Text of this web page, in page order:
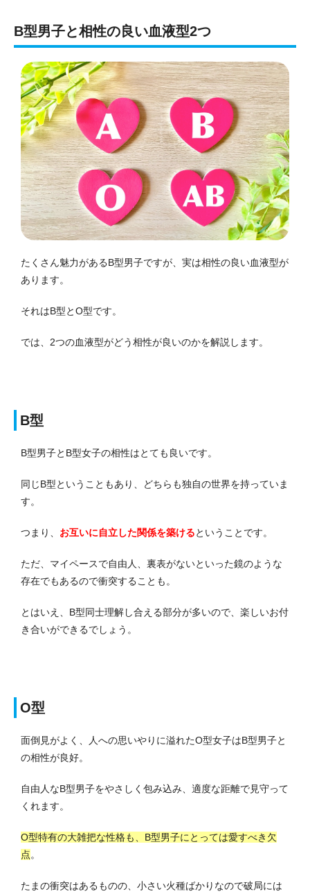
B型男子と相性の良い血液型2つ
たくさん魅力があるB型男子ですが、実は相性の良い血液型が
あります。
それはB型とO型です。
では、2つの血液型がどう相性が良いのかを解説します。
B型
B型男子とB型女子の相性はとても良いです。
同じB型ということもあり、どちらも独自の世界を持っていま
す。
つまり、 お互いに自立した関係を築けるということです。
ただ、マイペースで自由人、裏表がないといった鏡のような
存在でもあるので衝突することも。
とはいえ、B型同士理解し合える部分が多いので、楽しいお付
き合いができるでしょう。
O型
面倒見がよく、人への思いやりに溢れたO型女子はB型男子と
の相性が良好。
自由人なB型男子をやさしく包み込み、適度な距離で見守って
くれます。
O型特有の大雑把な性格も、B型男子にとっては愛すべき欠
点。
たまの衝突はあるものの、小さい火種ばかりなので破局には